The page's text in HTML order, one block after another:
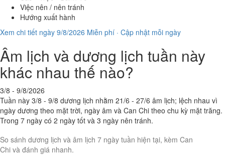
Việc nên / nên tránh
Hướng xuất hành
Xem chi tiết ngày 9/8/2026 Miễn phí · Cập nhật mỗi ngày
Âm lịch và dương lịch tuần này
khác nhau thế nào?
3/8 - 9/8/2026
Tuần này 3/8 - 9/8 dương lịch nhằm 21/6 - 27/6 âm lịch; lệch nhau vì
ngày dương theo mặt trời, ngày âm và Can Chi theo chu kỳ mặt trăng.
Trong 7 ngày có 2 ngày tốt và 3 ngày nên tránh.
So sánh dương lịch và âm lịch 7 ngày tuần hiện tại, kèm Can
Chi và đánh giá nhanh.